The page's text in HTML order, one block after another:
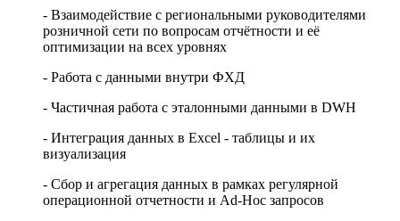
- Взаимодействие с региональными руководителями
розничной сети по вопросам отчётности и её
оптимизации на всех уровнях
- Работа с данными внутри ФХД
- Частичная работа с эталонными данными в DWH
- Интеграция данных в Excel - таблицы и их
визуализация
- Сбор и агрегация данных в рамках регулярной
операционной отчетности и Ad-Hoc запросов